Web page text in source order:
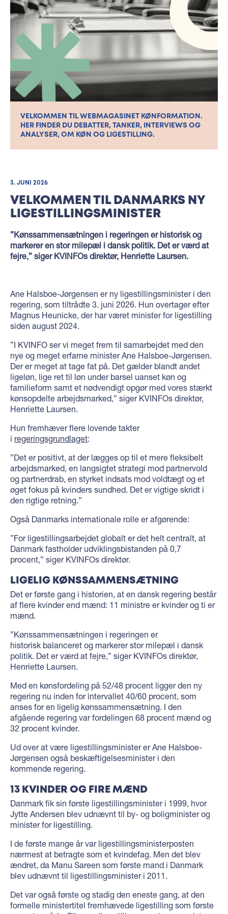
VELKOMMEN TIL WEBMAGASINET KØNFORMATION.
HER FINDER DU DEBATTER, TANKER, INTERVIEWS OG
ANALYSER, OM KØN OG LIGESTILLING.
3. JUNI 2026
VELKOMMEN TIL DANMARKS NY
LIGESTILLINGSMINISTER
”Kønssammensætningen i regeringen er historisk og
markerer en stor milepæl i dansk politik. Det er værd at
fejre,” siger KVINFOs direktør, Henriette Laursen.
Ane Halsboe-Jørgensen er ny ligestillingsminister i den
regering, som tiltrådte 3. juni 2026. Hun overtager efter
Magnus Heunicke, der har været minister for ligestilling
siden august 2024.
”I KVINFO ser vi meget frem til samarbejdet med den
nye og meget erfarne minister Ane Halsboe-Jørgensen.
Der er meget at tage fat på. Det gælder blandt andet
ligeløn, lige ret til løn under barsel uanset køn og
familieform samt et nødvendigt opgør med vores stærkt
kønsopdelte arbejdsmarked,” siger KVINFOs direktør,
Henriette Laursen.
Hun fremhæver flere lovende takter
i regeringsgrundlaget:
”Det er positivt, at der lægges op til et mere fleksibelt
arbejdsmarked, en langsigtet strategi mod partnervold
og partnerdrab, en styrket indsats mod voldtægt og et
øget fokus på kvinders sundhed. Det er vigtige skridt i
den rigtige retning.”
Også Danmarks internationale rolle er afgørende:
”For ligestillingsarbejdet globalt er det helt centralt, at
Danmark fastholder udviklingsbistanden på 0,7
procent,” siger KVINFOs direktør.
LIGELIG KØNSSAMMENSÆTNING
Det er første gang i historien, at en dansk regering består
af flere kvinder end mænd: 11 ministre er kvinder og ti er
mænd.
”Kønssammensætningen i regeringen er
historisk balanceret og markerer stor milepæl i dansk
politik. Det er værd at fejre,” siger KVINFOs direktør,
Henriette Laursen.
Med en kønsfordeling på 52/48 procent ligger den ny
regering nu inden for intervallet 40/60 procent, som
anses for en ligelig kønssammensætning. I den
afgående regering var fordelingen 68 procent mænd og
32 procent kvinder.
Ud over at være ligestillingsminister er Ane Halsboe-
Jørgensen også beskæftigelsesminister i den
kommende regering.
13 KVINDER OG FIRE MÆND
Danmark fik sin første ligestillingsminister i 1999, hvor
Jytte Andersen blev udnævnt til by- og boligminister og
minister for ligestilling.
I de første mange år var ligestillingsministerposten
nærmest at betragte som et kvindefag. Men det blev
ændret, da Manu Sareen som første mand i Danmark
blev udnævnt til ligestillingsminister i 2011.
Det var også første og stadig den eneste gang, at den
formelle ministertitel fremhævede ligestilling som første